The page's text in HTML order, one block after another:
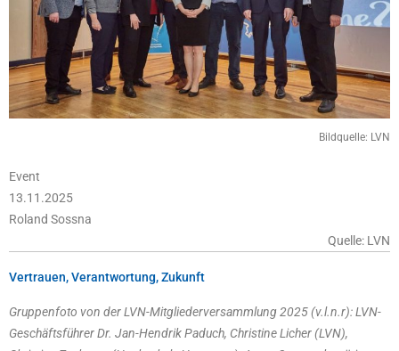
Bildquelle: LVN
Event
13.11.2025
Roland Sossna
Quelle: LVN
Vertrauen, Verantwortung, Zukunft
Gruppenfoto von der LVN-Mitgliederversammlung 2025 (v.l.n.r): LVN-
Geschäftsführer Dr. Jan-Hendrik Paduch, Christine Licher (LVN),